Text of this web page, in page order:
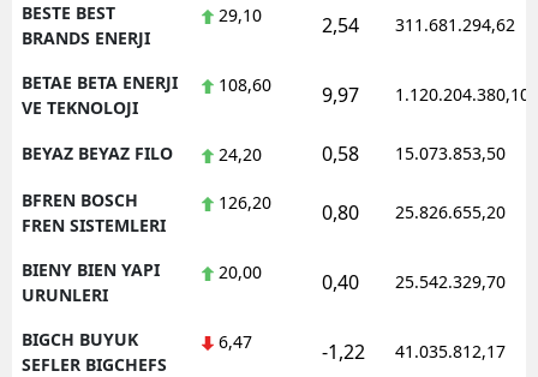
BESTE BEST
BRANDS ENERJI
29,10 2,54 311.681.294,62
BETAE BETA ENERJI
VE TEKNOLOJI
108,60 9,97 1.120.204.380,10
BEYAZ BEYAZ FILO 24,20 0,58 15.073.853,50
BFREN BOSCH
FREN SISTEMLERI
126,20 0,80 25.826.655,20
BIENY BIEN YAPI
URUNLERI
20,00 0,40 25.542.329,70
BIGCH BUYUK
SEFLER BIGCHEFS
6,47 -1,22 41.035.812,17